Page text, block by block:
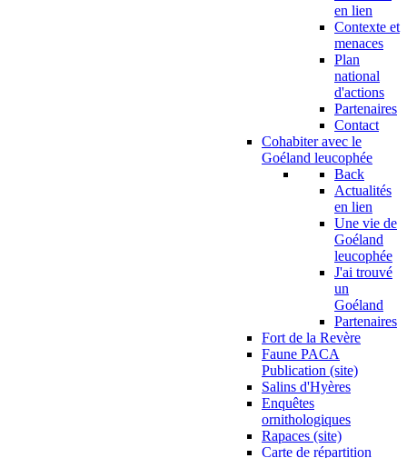
en lien
Contexte et
menaces
Plan
national
d'actions
Partenaires
Contact
Cohabiter avec le
Goéland leucophée
Back
Actualités
en lien
Une vie de
Goéland
leucophée
J'ai trouvé
un
Goéland
Partenaires
Fort de la Revère
Faune PACA
Publication (site)
Salins d'Hyères
Enquêtes
ornithologiques
Rapaces (site)
Carte de répartition